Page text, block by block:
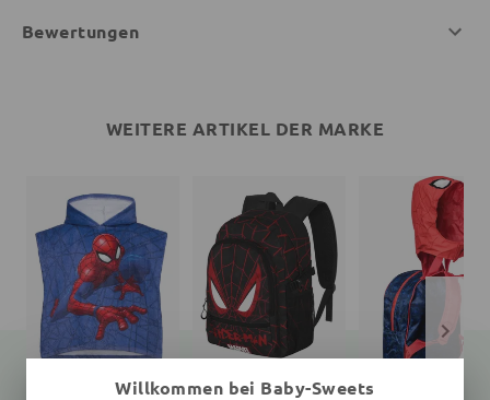
Bewertungen
WEITERE ARTIKEL DER MARKE
Willkommen bei Baby-Sweets